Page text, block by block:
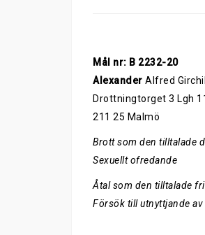
Mål nr: B 2232-20
Alexander Alfred
Drottningtorget 3 Lgh
211 25 Malmö
Brott som den tilltalade
Sexuellt ofredande
Åtal som den tilltalade
Försök till utnyttjande